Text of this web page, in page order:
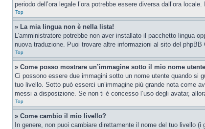
periodo dell’ora legale l’ora potrebbe essere diversa dall’ora
Top
» La mia lingua non è nella lista!
L’amministratore potrebbe non aver installato il pacchetto lingua
nuova traduzione. Puoi trovare altre informazioni al sito del
Top
» Come posso mostrare un’immagine sotto il mio nome
Ci possono essere due immagini sotto un nome utente quando si
tuo livello. Sotto può esserci un’immagine piú grande nota come
messi a disposizione. Se non ti è concesso l’uso degli avatar,
Top
» Come cambio il mio livello?
In genere, non puoi cambiare direttamente il nome del tuo livello